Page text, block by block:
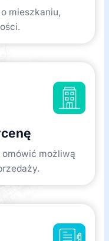
mieszkaniu,
omówić możliwą